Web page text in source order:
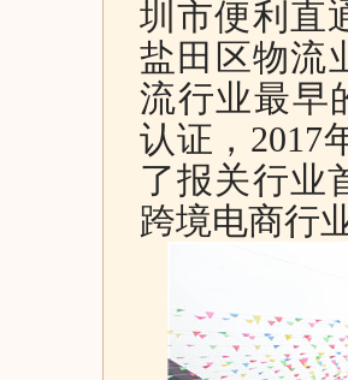
圳市便利直
盐田区物流
流行业最早
认证，2017
了报关行业
跨境电商行